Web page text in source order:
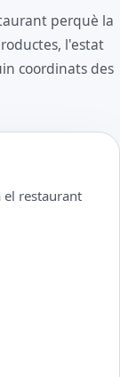
perquè la
l'estat
coordinats des
el restaurant